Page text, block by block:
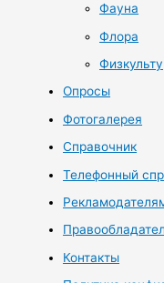
Фауна
Флора
Опросы
Фотогалерея
Справочник
Телефонный
Контакты